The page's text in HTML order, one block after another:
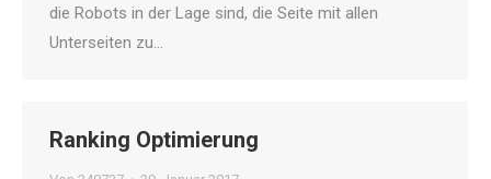
die Robots in der Lage sind, die Seite mit allen
Unterseiten zu…
Ranking Optimierung